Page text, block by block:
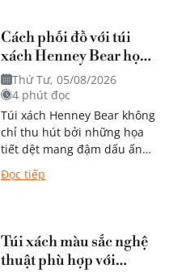
Cách phối đồ với túi
xách Henney Bear họa
tiết mang đậm dấu ấn
nghệ thuật?
Thứ Tư, 05/08/2026
4 phút đọc
Túi xách Henney Bear không
chỉ thu hút bởi những họa
tiết dệt mang đậm dấu ấn
nghệ thuật mà còn dễ dàng
kết hợp với...
Đọc tiếp
Túi xách màu sắc nghệ
thuật phù hợp với